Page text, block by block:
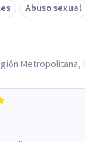
Abuso sexual
Metropolitana,